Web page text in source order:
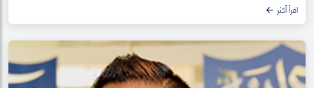
اقرأ أكثر